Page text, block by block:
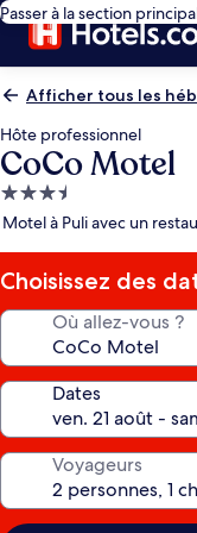
Passer à la section
Afficher tous les
Hôte professionnel
CoCo Motel
Hébergement
3.5 étoiles
Motel à Puli avec un
Choisissez des
Où allez-vous ?
Dates
Voyageurs